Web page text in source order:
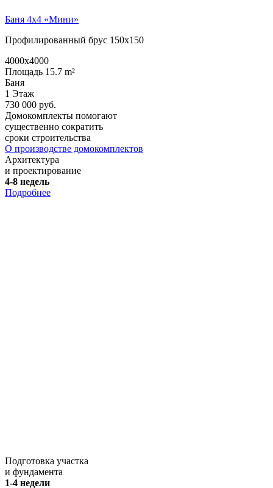
Баня 4х4 «Мини»
Профилированный брус 150х150
4000x4000
Площадь 15.7 m²
Баня
1 Этаж
730 000 руб.
Домокомплекты помогают
существенно сократить
сроки строительства
О производстве домокомплектов
Архитектура
и проектирование
4-8 недель
Подробнее
Подготовка участка
и фундамента
1-4 недели